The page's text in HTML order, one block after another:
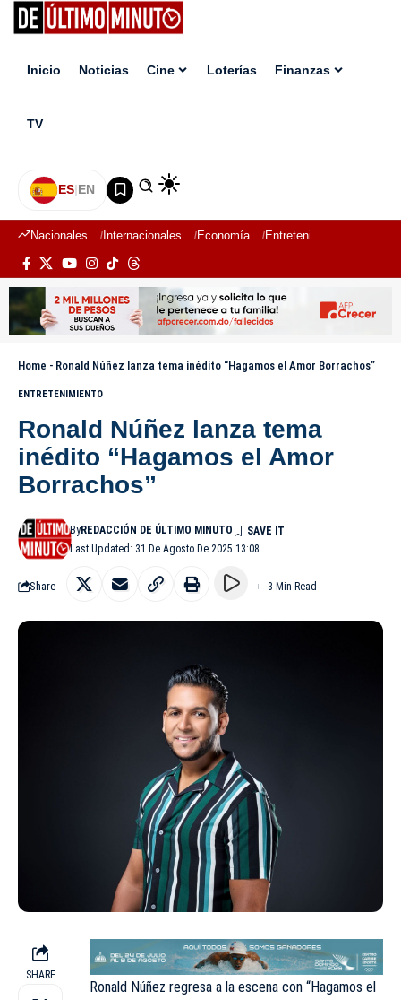
Inicio Noticias Cine Loterías Finanzas
TV
ES|EN
Nacionales Internacionales Economía Entretenimiento
Home - Ronald Núñez lanza tema inédito “Hagamos el Amor Borrachos”
ENTRETENIMIENTO
Ronald Núñez lanza tema
inédito “Hagamos el Amor
Borrachos”
Last Updated: 31 De Agosto De 2025 13:08
ByREDACCIÓN DE ÚLTIMO MINUTO
Share 3 Min Read
SHARE
Ronald Núñez regresa a la escena con “Hagamos el